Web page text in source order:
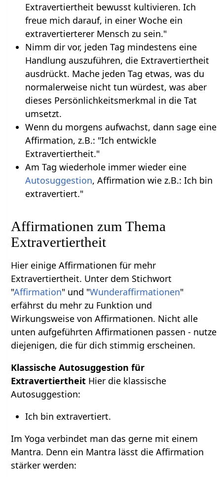
Extravertiertheit bewusst kultivieren. Ich
freue mich darauf, in einer Woche ein
extravertierterer Mensch zu sein."
Nimm dir vor, jeden Tag mindestens eine
Handlung auszuführen, die Extravertiertheit
ausdrückt. Mache jeden Tag etwas, was du
normalerweise nicht tun würdest, was aber
dieses Persönlichkeitsmerkmal in die Tat
umsetzt.
Wenn du morgens aufwachst, dann sage eine
Affirmation, z.B.: "Ich entwickle
Extravertiertheit."
Am Tag wiederhole immer wieder eine
Autosuggestion, Affirmation wie z.B.: Ich bin
extravertiert."
Affirmationen zum Thema
Extravertiertheit
Hier einige Affirmationen für mehr
Extravertiertheit. Unter dem Stichwort
"Affirmation" und "Wunderaffirmationen"
erfährst du mehr zu Funktion und
Wirkungsweise von Affirmationen. Nicht alle
unten aufgeführten Affirmationen passen - nutze
diejenigen, die für dich stimmig erscheinen.
Klassische Autosuggestion für
Extravertiertheit Hier die klassische
Autosuggestion:
Ich bin extravertiert.
Im Yoga verbindet man das gerne mit einem
Mantra. Denn ein Mantra lässt die Affirmation
stärker werden: